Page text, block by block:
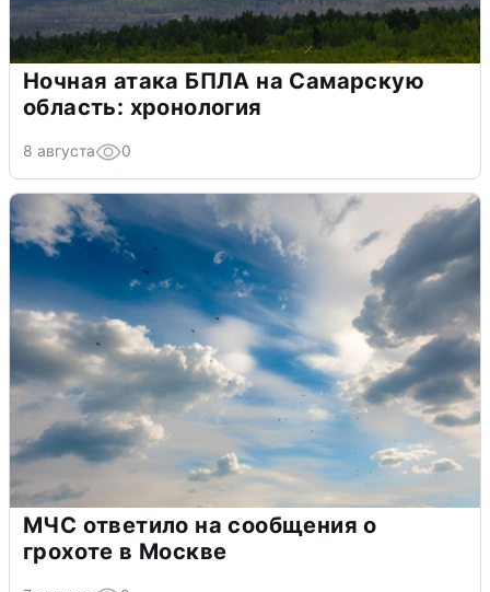
Ночная атака БПЛА на Самарскую
область: хронология
8 августа 0
МЧС ответило на сообщения о
грохоте в Москве